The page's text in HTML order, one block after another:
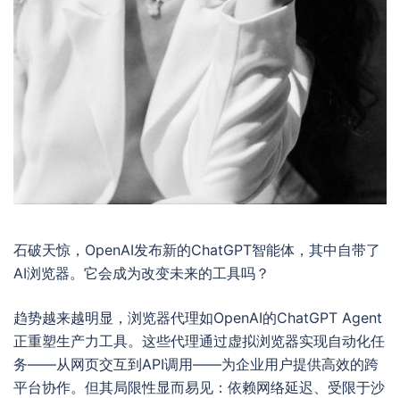
石破天惊，OpenAI发布新的ChatGPT智能体，其中自带了
AI浏览器。它会成为改变未来的工具吗？
趋势越来越明显，浏览器代理如OpenAI的ChatGPT Agent
正重塑生产力工具。这些代理通过虚拟浏览器实现自动化任
务——从网页交互到API调用——为企业用户提供高效的跨
平台协作。但其局限性显而易见：依赖网络延迟、受限于沙